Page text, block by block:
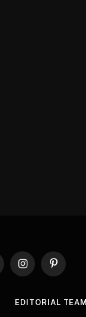
InstagramPinterest
EDITORIAL TEAM